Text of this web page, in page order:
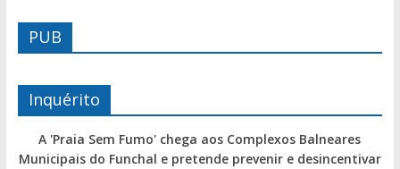
PUB
Inquérito
A 'Praia Sem Fumo' chega aos Complexos Balneares
Municipais do Funchal e pretende prevenir e desincentivar